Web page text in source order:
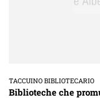
TACCUINO BIBLIOTECARIO
Biblioteche che